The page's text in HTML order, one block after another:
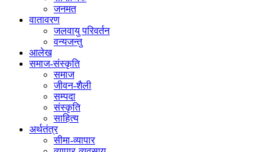
जनमत
वातावरण
जलवायु परिवर्तन
वन्यजन्तु
आलेख
समाज-संस्कृति
समाज
जीवन-शैली
सम्पदा
संस्कृति
साहित्य
अर्थतंत्र
सीमा-व्यापार